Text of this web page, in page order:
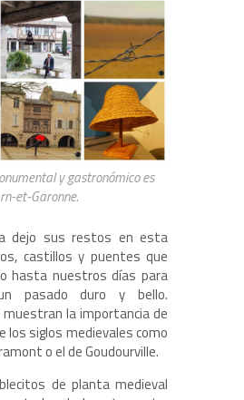
y gastronómico es
et-Garonne.
dejo sus restos en esta
castillos y puentes que
hasta nuestros días para
pasado duro y bello.
la importancia de
los siglos medievales como
o el de Goudourville.
de planta medieval